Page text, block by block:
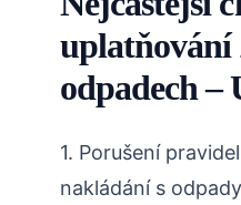
uplatňování
odpadech –
1. Porušení
nakládání s